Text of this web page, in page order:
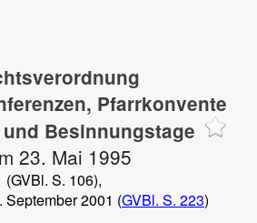
Pfarrkonvente
Besinnungstage
23. Mai 1995
(GVBl. S. 106),
September 2001 (GVBl. S. 223)